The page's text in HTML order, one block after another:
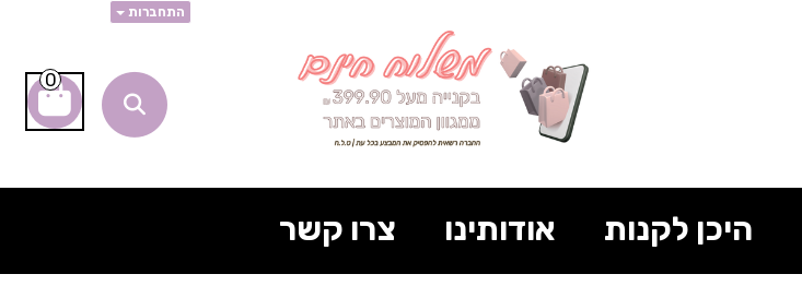
התחברות
0
היכן לקנות אודותינו צרו קשר